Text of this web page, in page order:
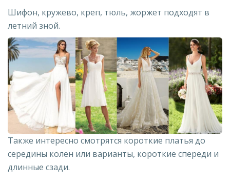
Шифон, кружево, креп, тюль, жоржет подходят в
летний зной.
Также интересно смотрятся короткие платья до
середины колен или варианты, короткие спереди и
длинные сзади.